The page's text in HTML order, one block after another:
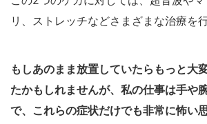
リ、ストレッチなどさまざまな治療を
もしあのまま放置していたらもっと大
たかもしれませんが、私の仕事は手や
で、これらの症状だけでも非常に怖い